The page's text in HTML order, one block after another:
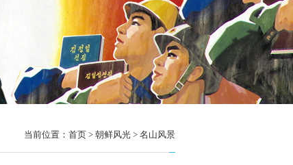
当前位置： 首页 > 朝鲜风光 > 名山风景